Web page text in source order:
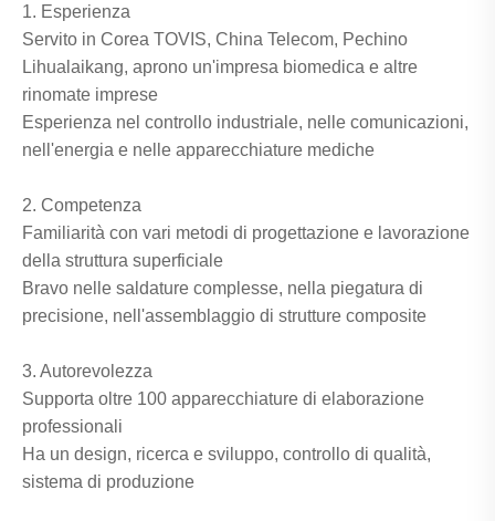
1. Esperienza
Servito in Corea TOVIS, China Telecom, Pechino
Lihualaikang, aprono un'impresa biomedica e altre
rinomate imprese
Esperienza nel controllo industriale, nelle comunicazioni,
nell'energia e nelle apparecchiature mediche
2. Competenza
Familiarità con vari metodi di progettazione e lavorazione
della struttura superficiale
Bravo nelle saldature complesse, nella piegatura di
precisione, nell'assemblaggio di strutture composite
3. Autorevolezza
Supporta oltre 100 apparecchiature di elaborazione
professionali
Ha un design, ricerca e sviluppo, controllo di qualità,
sistema di produzione